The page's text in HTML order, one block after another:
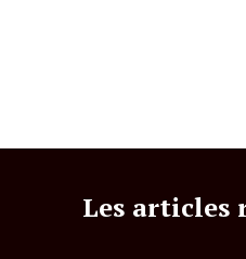
Les articles